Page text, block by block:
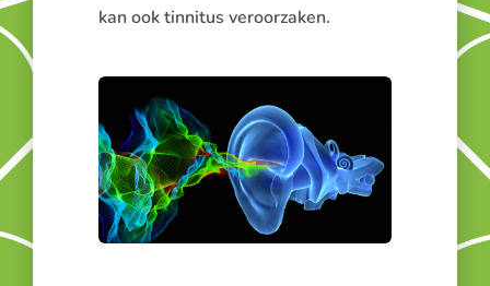
kan ook tinnitus veroorzaken.